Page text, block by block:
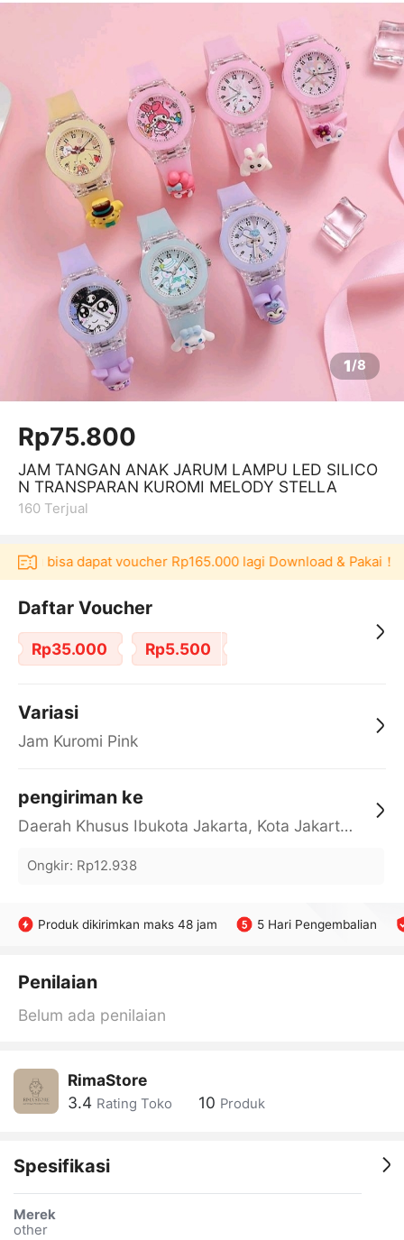
1/8
Rp75.800
JAM TANGAN ANAK JARUM LAMPU LED SILICO
N TRANSPARAN KUROMI MELODY STELLA
160 Terjual
bisa dapat voucher Rp165.000 lagi Download & Pakai！
Daftar Voucher
Rp35.000 Rp5.500
Variasi
Jam Kuromi Pink
pengiriman ke
Daerah Khusus Ibukota Jakarta, Kota Jakarta Barat, Cengkareng, yy
Ongkir: Rp12.938
Produk dikirimkan maks 48 jam 5 Hari Pengembalian
Penilaian
Belum ada penilaian
RimaStore
3.4 Rating Toko 10 Produk
Spesifikasi
Merek
other